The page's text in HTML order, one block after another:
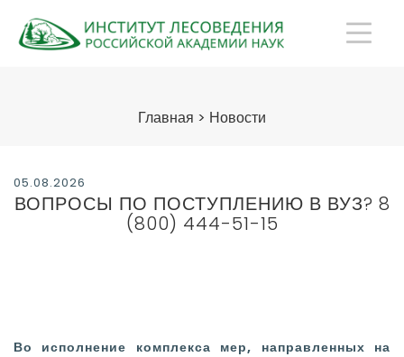
Главная > Новости
05.08.2026
ВОПРОСЫ ПО ПОСТУПЛЕНИЮ В ВУЗ? 8
(800) 444-51-15
Во исполнение комплекса мер, направленных на